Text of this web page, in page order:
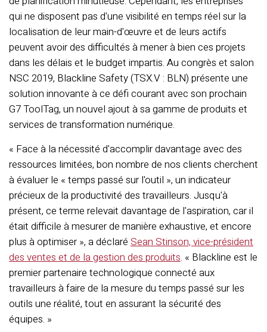
qui ne disposent pas d'une visibilité en temps réel sur la
localisation de leur main-d'œuvre et de leurs actifs
peuvent avoir des difficultés à mener à bien ces projets
dans les délais et le budget impartis. Au congrès et salon
NSC 2019, Blackline Safety (TSX.V : BLN) présente une
solution innovante à ce défi courant avec son prochain
G7 ToolTag, un nouvel ajout à sa gamme de produits et
services de transformation numérique.
« Face à la nécessité d'accomplir davantage avec des
ressources limitées, bon nombre de nos clients cherchent
à évaluer le « temps passé sur l'outil », un indicateur
précieux de la productivité des travailleurs. Jusqu'à
présent, ce terme relevait davantage de l'aspiration, car il
était difficile à mesurer de manière exhaustive, et encore
plus à optimiser », a déclaré Sean Stinson, vice-président
des ventes et de la gestion des produits. « Blackline est le
premier partenaire technologique connecté aux
travailleurs à faire de la mesure du temps passé sur les
outils une réalité, tout en assurant la sécurité des
équipes. »